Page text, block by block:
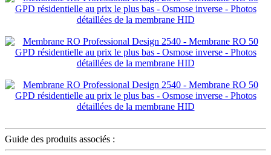
Guide des produits associés :